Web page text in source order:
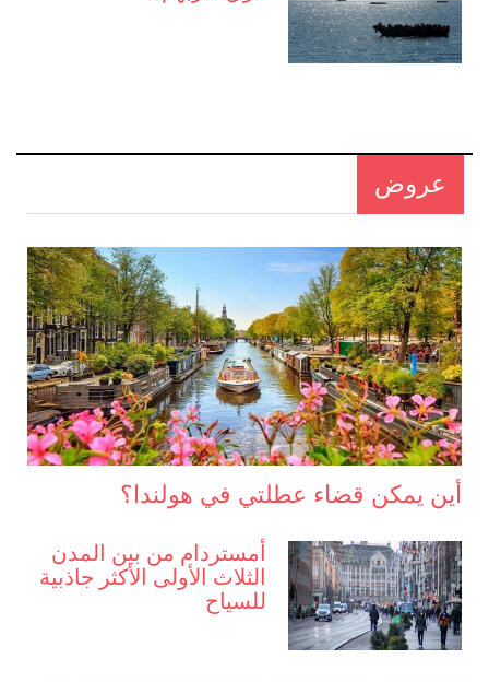
عروض
أين يمكن قضاء عطلتي في هولندا؟
أمستردام من بين المدن
الثلاث الأولى الأكثر جاذبية
للسياح